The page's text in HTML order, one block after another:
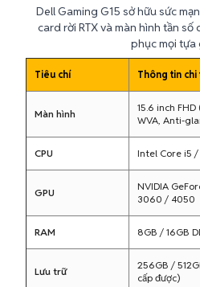
Dell Gaming G15 sở hữu sức
card rời RTX và màn hình tần
phục mọi tựa
Tiêu chí Thông tin chi
Màn hình
15.6 inch
WVA, Anti-
CPU Intel Core i5 /
GPU
NVIDIA
3060 / 4050
RAM 8GB / 16GB
Lưu trữ
256GB /
cấp được)